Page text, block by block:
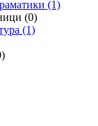
(1)
(0)
(1)